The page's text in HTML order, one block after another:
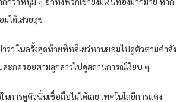
ได้เสวยสุข
ว่า ในครั้งสุดท้ายที่หลี่เยว่หานยอมไปดูตัวตามคำสั่ง
สะกดรอยตามลูกสาวไปดูสถานการณ์เงียบ ๆ
การดูตัวนั้นเชื่อถือไม่ได้เลย เทคโนโลยีการแต่ง